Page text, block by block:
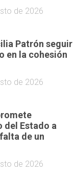
de 2026
Patrón seguir
en la cohesión
de 2026
del Estado a
de un
de 2026